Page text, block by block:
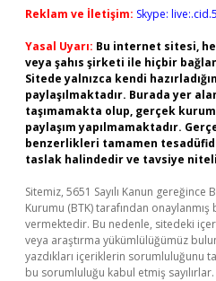
Reklam ve İletişim: Skype:
Yasal Uyarı: Bu internet sitesi,
veya şahıs şirketi ile hiçbir
Sitede yalnızca kendi
paylaşılmaktadır. Burada yer
taşımamakta olup, gerçek
paylaşım yapılmamaktadır.
benzerlikleri tamamen
taslak halindedir ve tavsiye
Sitemiz, 5651 Sayılı Kanun
Kurumu (BTK) tarafından onaylanmış
vermektedir. Bu nedenle, sitedeki
veya araştırma yükümlülüğümüz
yazdıkları içeriklerin sorumluluğunu
bu sorumluluğu kabul etmiş sayılırlar.